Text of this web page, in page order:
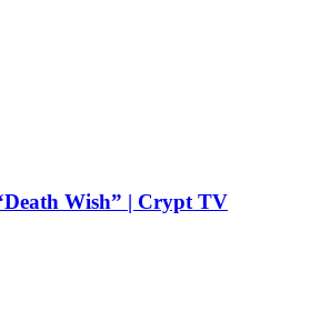
Wish” | Crypt TV